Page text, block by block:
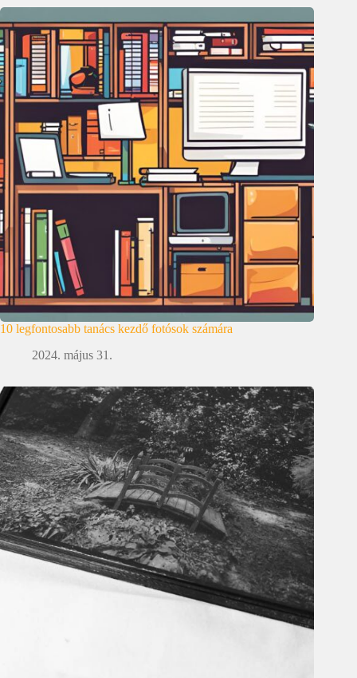
10 legfontosabb tanács kezdő fotósok számára
2024. május 31.